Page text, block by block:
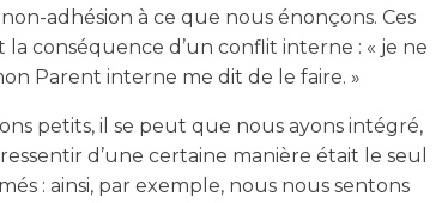
adhésion à ce que nous énonçons. Ces
la conséquence d’un conflit interne : « je ne
Parent interne me dit de le faire. »
petits, il se peut que nous ayons intégré,
d’une certaine manière était le seul
: ainsi, par exemple, nous nous sentons